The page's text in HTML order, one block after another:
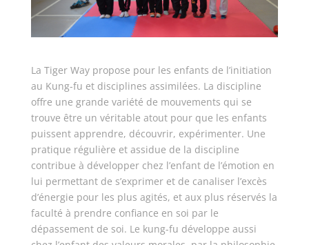
La Tiger Way propose pour les enfants de l’initiation
au Kung-fu et disciplines assimilées. La discipline
offre une grande variété de mouvements qui se
trouve être un véritable atout pour que les enfants
puissent apprendre, découvrir, expérimenter. Une
pratique régulière et assidue de la discipline
contribue à développer chez l’enfant de l’émotion en
lui permettant de s’exprimer et de canaliser l’excès
d’énergie pour les plus agités, et aux plus réservés la
faculté à prendre confiance en soi par le
dépassement de soi. Le kung-fu développe aussi